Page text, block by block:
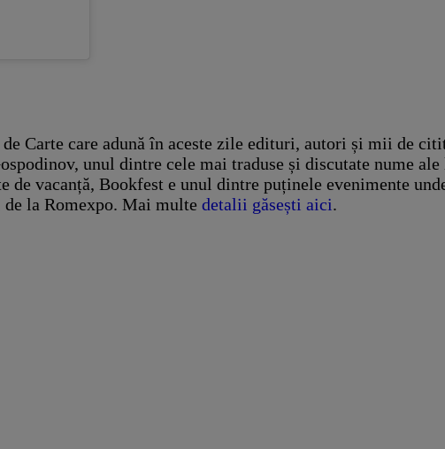
Carte care adună în aceste zile edituri, autori și mii de
unul dintre cele mai traduse și discutate nume
de vacanță, Bookfest e unul dintre puținele evenimente
de la Romexpo. Mai multe detalii găsești aici.